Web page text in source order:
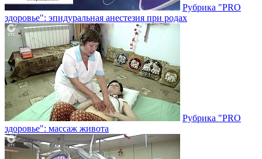
Рубрика "PRO
здоровье": эпидуральная анестезия при родах
Рубрика "PRO
здоровье": массаж живота